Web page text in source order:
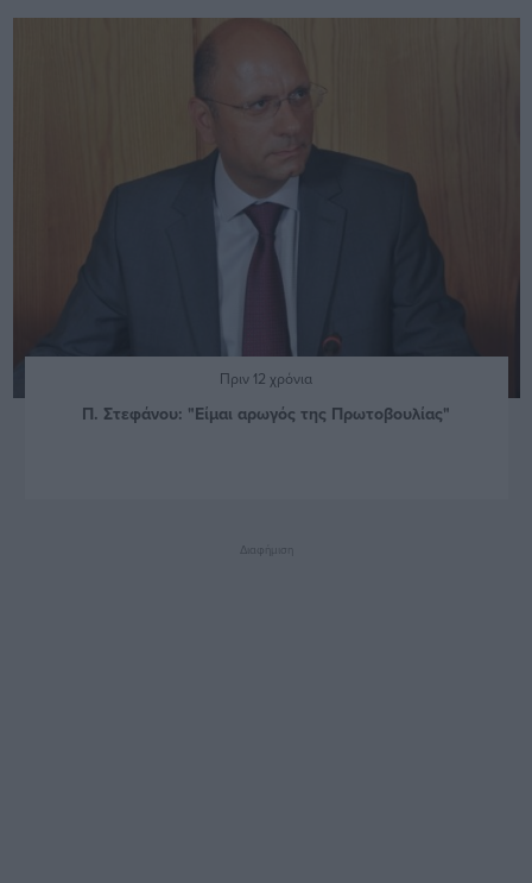
Πριν 12 χρόνια
Π. Στεφάνου: "Είμαι αρωγός της Πρωτοβουλίας"
Διαφήμιση